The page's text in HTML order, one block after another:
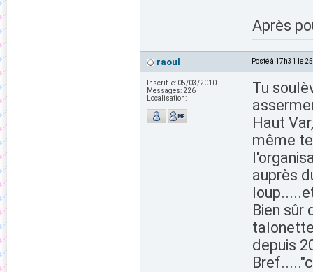
Après
raoul Posté à 17h31 le
Inscrit le: 05/03/2010
Messages: 226
Localisation:
Tu
Haut
même
auprès
Bien sûr
depuis